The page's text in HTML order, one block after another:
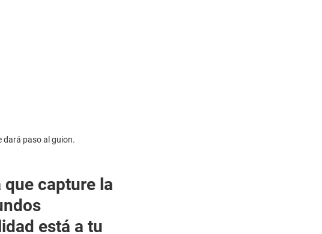
dará paso al guion.
capture la
está a tu